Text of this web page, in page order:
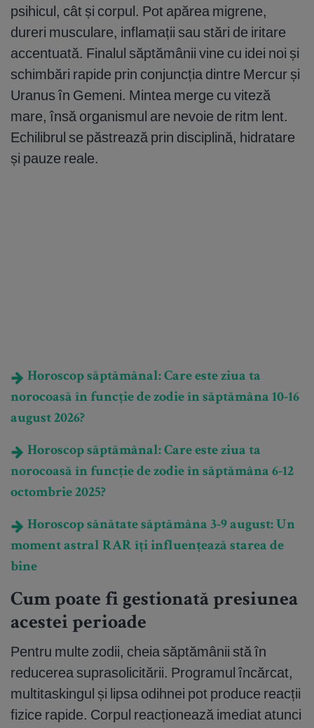
psihicul, cât și corpul. Pot apărea migrene,
dureri musculare, inflamații sau stări de iritare
accentuată. Finalul săptămânii vine cu idei noi și
schimbări rapide prin conjuncția dintre Mercur și
Uranus în Gemeni. Mintea merge cu viteză
mare, însă organismul are nevoie de ritm lent.
Echilibrul se păstrează prin disciplină, hidratare
și pauze reale.
Horoscop săptămânal: Care este ziua ta
norocoasă în funcție de zodie în săptămâna 10-16
august 2026?
Horoscop săptămânal: Care este ziua ta
norocoasă în funcție de zodie în săptămâna 6-12
octombrie 2025?
Horoscop sănătate săptămâna 3-9 august: Un
moment astral RAR îți influențează starea de
bine
Cum poate fi gestionată presiunea
acestei perioade
Pentru multe zodii, cheia săptămânii stă în
reducerea suprasolicitării. Programul încărcat,
multitaskingul și lipsa odihnei pot produce reacții
fizice rapide. Corpul reacționează imediat atunci